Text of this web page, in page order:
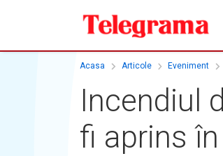
Acasa Articole Eveniment
Incendiul
fi aprins